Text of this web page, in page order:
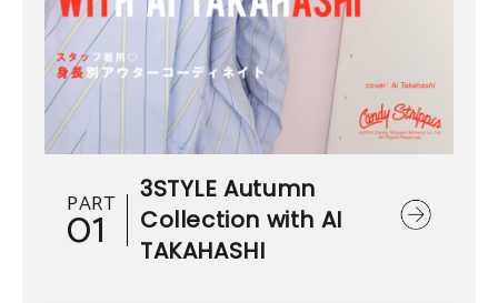
PART
01
3STYLE Autumn
Collection with AI
TAKAHASHI